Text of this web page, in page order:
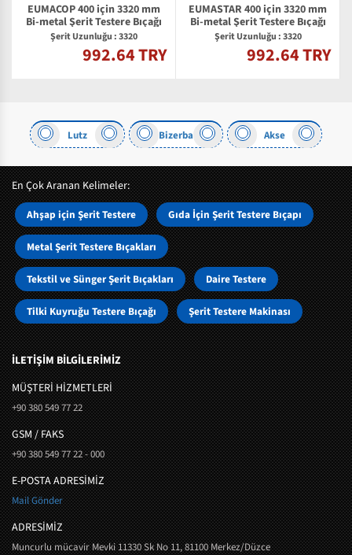
EUMACOP 400 için 3320 mm
Bi-metal Şerit Testere Bıçağı
Şerit Uzunluğu : 3320
992.64 TRY
EUMASTAR 400 için 3320 mm
Bi-metal Şerit Testere Bıçağı
Şerit Uzunluğu : 3320
992.64 TRY
Lutz Bizerba Akse
En Çok Aranan Kelimeler:
Ahşap için Şerit Testere Gıda İçin Şerit Testere Bıçapı
Metal Şerit Testere Bıçakları
Tekstil ve Sünger Şerit Bıçakları Daire Testere
Tilki Kuyruğu Testere Bıçağı Şerit Testere Makinası
İLETİŞİM BİLGİLERİMİZ
MÜŞTERI HIZMETLERI
+90 380 549 77 22
GSM / FAKS
+90 380 549 77 22 - 000
E-POSTA ADRESİMİZ
Mail Gönder
ADRESİMİZ
Muncurlu mücavir Mevki 11330 Sk No 11, 81100 Merkez/Düzce